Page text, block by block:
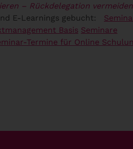
– Rückdelegation vermeiden
E-Learnings gebucht:
Basis Seminare
Termine für Online